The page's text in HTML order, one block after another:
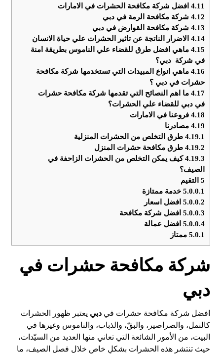
4.11 افضل شركة مكافحة الحشرات في الامارات
4.12 شركة مكافحة الرمة في دبي
4.13 شركة مكافحة القوارض في دبي
4.14 الاضرار الناتجة عن تاثير الحشرات علي حياة الانسان
4.15 ماهي افضل طرق للقضاء علي الناموس بطريقة امنة
في شركة دبي؟
4.16 ماهي انواع المبيدات التي تستخدمها شركة مكافحة
حشرات في دبي ؟
4.17 ما اهم النصائح التي تقدمها شركة مكافحة حشرات
في دبي للقضاء علي الحشرات؟
4.18 فروعنا في الامارات
4.19 مصادرنا
4.19.1 طرق التخلص من الحشرات المنزلية
4.19.2 طرق مكافحة حشرات المنزل
4.19.3كيف يمكن التخلص من الحشرات الزاحفة في
الصيف؟
5 التقيم
5.0.0.1 خدمة ممتازة
5.0.0.2 افضل اسعار
5.0.0.3 افضل شركة مكافحة
5.0.0.4 افضل عمالة
5.0.1 ممتاز
شركة مكافحة حشرات في
دبي
افضل شركة مكافحة حشرات فيدبي يعتبر ظهور الحشرات
كالنمل، والصراصير، والبقّ، والذباب، والناموس وغيرها في
البيت، من الأمور الشائعة التي تعاني منها العديد من السيّدات،
حيث تنتشر هذه الحشرات بشكلٍ خاص خلال فصل الصيف، ما